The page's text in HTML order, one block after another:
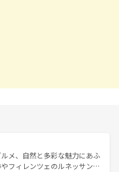
メ、自然と多彩な魅力にあふ
フィレンツェのルネッサンス